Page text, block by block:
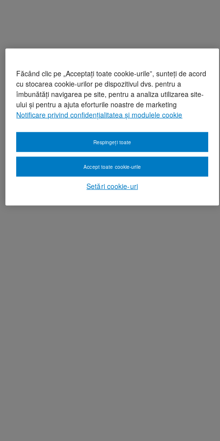
Făcând clic pe „Acceptați toate cookie-urile”, sunteți de acord
cu stocarea cookie-urilor pe dispozitivul dvs. pentru a
îmbunătăți navigarea pe site, pentru a analiza utilizarea site-
ului și pentru a ajuta eforturile noastre de marketing
Notificare privind confidențialitatea și modulele cookie
Setări cookie-uri
Respingeți toate
Accept toate cookie-urile